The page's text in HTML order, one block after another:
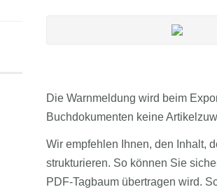
Die Warnmeldung wird beim
Buchdokumenten keine
Wir empfehlen Ihnen, den Inhalt,
strukturieren. So können Sie
PDF-Tagbaum übertragen wird.